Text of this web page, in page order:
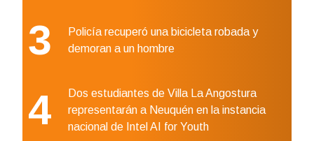
3
Policía recuperó una bicicleta robada y
demoran a un hombre
4
Dos estudiantes de Villa La Angostura
representarán a Neuquén en la instancia
nacional de Intel AI for Youth